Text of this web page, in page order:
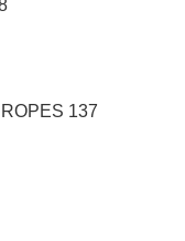
137